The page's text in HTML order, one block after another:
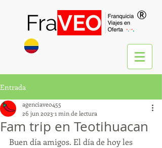
®
Entrada
Fam trip en Teotihuacan
agenciaveo455
26 jun 2023 1 min de lectura
Buen día amigos. El día de hoy les